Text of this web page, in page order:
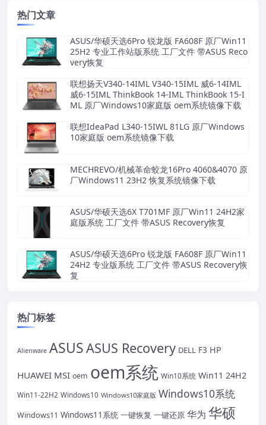
热门文章
ASUS/华硕天选6Pro 锐龙版 FA608F 原厂Win11
25H2 专业工作站版系统 工厂文件 带ASUS Reco
very恢复
联想扬天V340-14IML V340-15IML 威6-14IML
威6-15IML ThinkBook 14-IML ThinkBook 15-I
ML 原厂Windows10家庭版 oem系统镜像下载
联想IdeaPad L340-15IWL 81LG 原厂Windows
10家庭版 oem系统镜像下载
MECHREVO/机械革命蛟龙16Pro 4060&4070 原
厂Windows11 23H2 恢复系统镜像下载
ASUS/华硕天选6X T701MF 原厂Win11 24H2家
庭版系统 工厂文件 带ASUS Recovery恢复
ASUS/华硕天选6Pro 锐龙版 FA608F 原厂Win11
24H2 专业版系统 工厂文件 带ASUS Recovery恢
复
热门标签
Alienware ASUSASUS Recovery DELL F3 HP
HUAWEI MSI oem oem系统 Win10系统 Win11 24H2
Win11-22H2 Windows10 Windows10家庭版 Windows10系统
Windows11 Windows11系统 一键恢复 一键还原 华为 华硕